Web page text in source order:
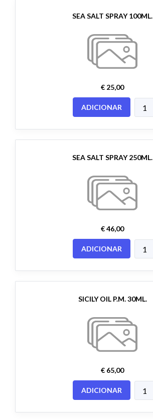
SEA SALT SPRAY 100ML.
€ 25,00
ADICIONAR
SEA SALT SPRAY 250ML.
€ 46,00
ADICIONAR
SICILY OIL P.M. 30ML.
€ 65,00
ADICIONAR